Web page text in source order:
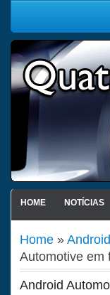
HOME NOTÍCIAS
Home »Android
Automotive em
Android